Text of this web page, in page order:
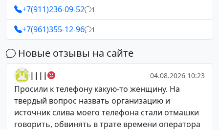
+7(911)236-09-52 1
+7(961)355-12-96 1
Новые отзывы на сайте
|||| 04.08.2026 10:23
Просили к телефону какую-то женщину. На
твердый вопрос назвать организацию и
источник слива моего телефона стали отмашки
говорить, обвинять в трате времени оператора